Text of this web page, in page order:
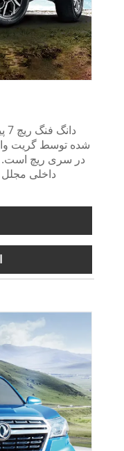
شده توسط گریت
در سری ریچ است.
داخلی مجلل